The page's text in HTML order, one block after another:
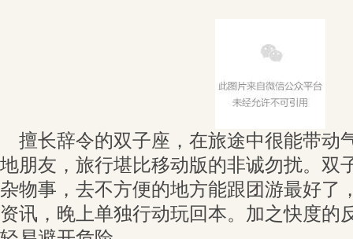
擅长辞令的双子座，在旅途中很能带动
地朋友，旅行堪比移动版的非诚勿扰。双
杂物事，去不方便的地方能跟团游最好了
资讯，晚上单独行动玩回本。加之快度的